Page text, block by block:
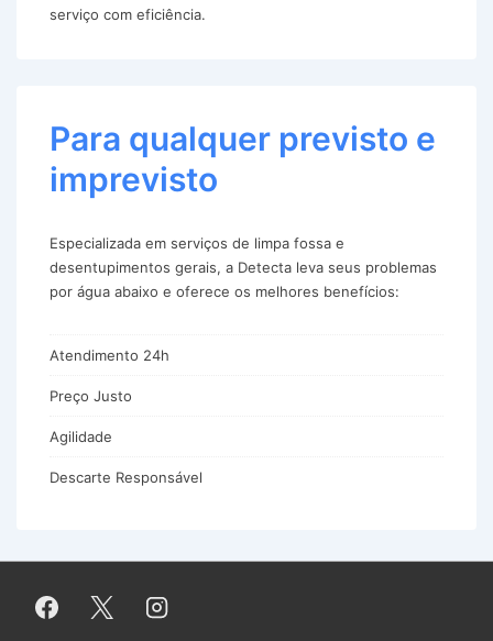
serviço com eficiência.
Para qualquer previsto e
imprevisto
Especializada em serviços de limpa fossa e
desentupimentos gerais, a Detecta leva seus problemas
por água abaixo e oferece os melhores benefícios:
Atendimento 24h
Preço Justo
Agilidade
Descarte Responsável